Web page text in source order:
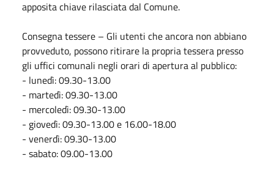
apposita chiave rilasciata dal Comune.
Consegna tessere – Gli utenti che ancora non abbiano
provveduto, possono ritirare la propria tessera presso
gli uffici comunali negli orari di apertura al pubblico:
- lunedì: 09.30-13.00
- martedì: 09.30-13.00
- mercoledì: 09.30-13.00
- giovedì: 09.30-13.00 e 16.00-18.00
- venerdì: 09.30-13.00
- sabato: 09.00-13.00